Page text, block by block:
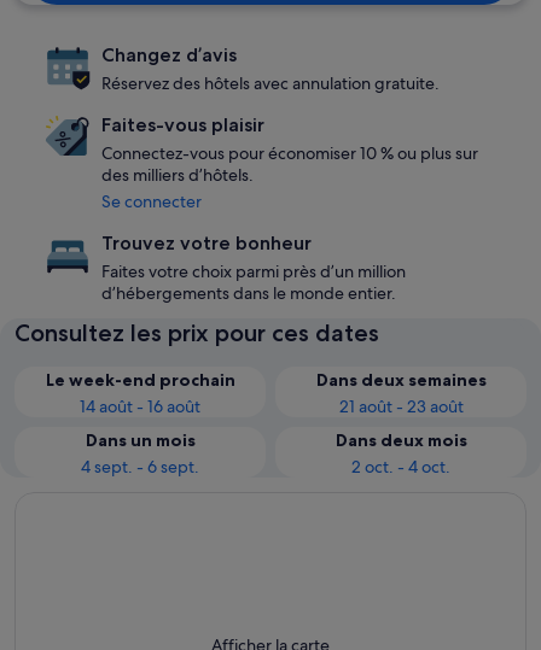
Changez d’avis
Réservez des hôtels avec annulation gratuite.
Faites-vous plaisir
Connectez-vous pour économiser 10 % ou plus sur
des milliers d’hôtels.
Se connecter
Trouvez votre bonheur
Faites votre choix parmi près d’un million
d’hébergements dans le monde entier.
Consultez les prix pour ces dates
Le week-end prochain
14 août - 16 août
Dans deux semaines
21 août - 23 août
Dans un mois
4 sept. - 6 sept.
Dans deux mois
2 oct. - 4 oct.
Afficher la carte